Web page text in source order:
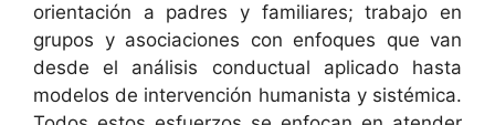
orientación a padres y familiares; trabajo en
grupos y asociaciones con enfoques que van
desde el análisis conductual aplicado hasta
modelos de intervención humanista y sistémica.